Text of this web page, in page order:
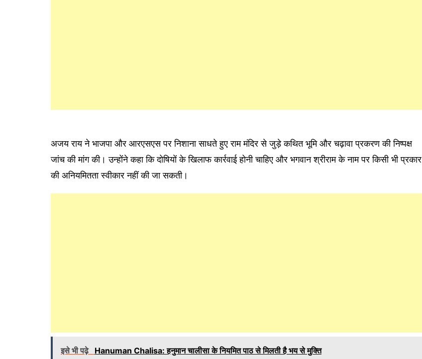
अजय राय ने भाजपा और आरएसएस पर निशाना साधते हुए राम मंदिर से जुड़े कथित भूमि और चढ़ावा प्रकरण की निष्पक्ष
जांच की मांग की। उन्होंने कहा कि दोषियों के खिलाफ कार्रवाई होनी चाहिए और भगवान श्रीराम के नाम पर किसी भी प्रकार
की अनियमितता स्वीकार नहीं की जा सकती।
इसे भी पढ़े Hanuman Chalisa: हनुमान चालीसा के नियमित पाठ से मिलती है भय से मुक्ति